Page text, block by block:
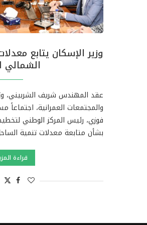
وزير الإسكان يتابع
الشمالي
عقد المهندس شريف الشربيني،
والمجتمعات العمرانية، اجتماعاً
فوزي، رئيس المركز الوطني
بشأن متابعة معدلات تنمية
قراءة